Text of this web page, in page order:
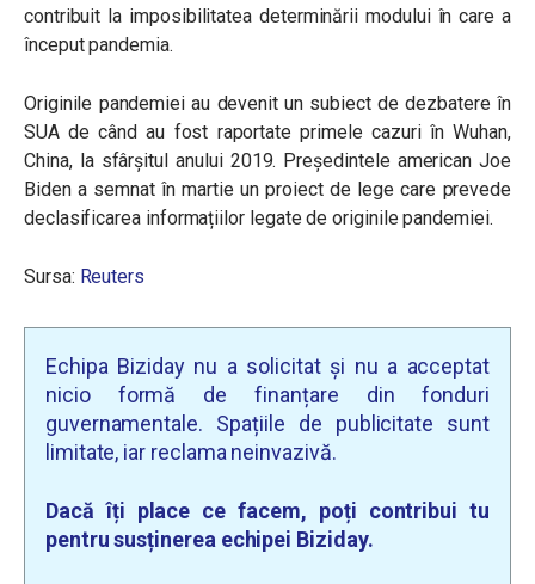
contribuit la imposibilitatea determinării modului în care a
început pandemia.
Originile pandemiei au devenit un subiect de dezbatere în
SUA de când au fost raportate primele cazuri în Wuhan,
China, la sfârșitul anului 2019. Președintele american Joe
Biden a semnat în martie un proiect de lege care prevede
declasificarea informațiilor legate de originile pandemiei.
Sursa: Reuters
Echipa Biziday nu a solicitat și nu a acceptat
nicio formă de finanțare din fonduri
guvernamentale. Spațiile de publicitate sunt
limitate, iar reclama neinvazivă.
Dacă îți place ce facem, poți contribui tu
pentru susținerea echipei Biziday.